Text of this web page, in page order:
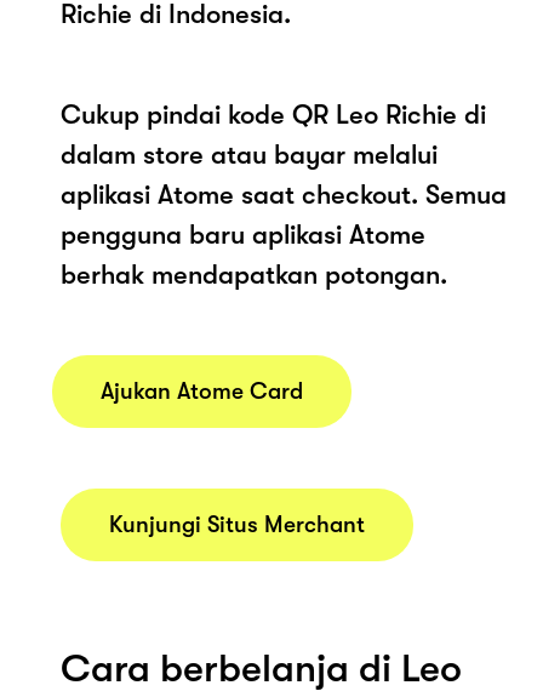
Richie di Indonesia.
Cukup pindai kode QR Leo Richie di
dalam store atau bayar melalui
aplikasi Atome saat checkout. Semua
pengguna baru aplikasi Atome
berhak mendapatkan potongan.
Ajukan Atome Card
Kunjungi Situs Merchant
Cara berbelanja di Leo